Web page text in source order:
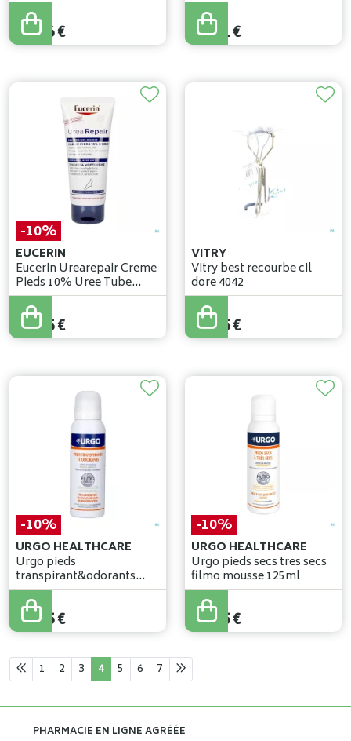
18,90
16,06€
17,90
16,11€
-10%
EUCERIN
Eucerin Urearepair Creme
Pieds 10% Uree Tube
100ml
17,95
16,15€
VITRY
Vitry best recourbe cil
dore 4042
16,25€
-10%
URGO HEALTHCARE
Urgo pieds
transpirant&odorants
filmo mousse 125ml
18,50
16,65€
-10%
URGO HEALTHCARE
Urgo pieds secs tres secs
filmo mousse 125ml
18,50
16,65€
1 2 3 4 5 6 7
PHARMACIE EN LIGNE AGRÉÉE